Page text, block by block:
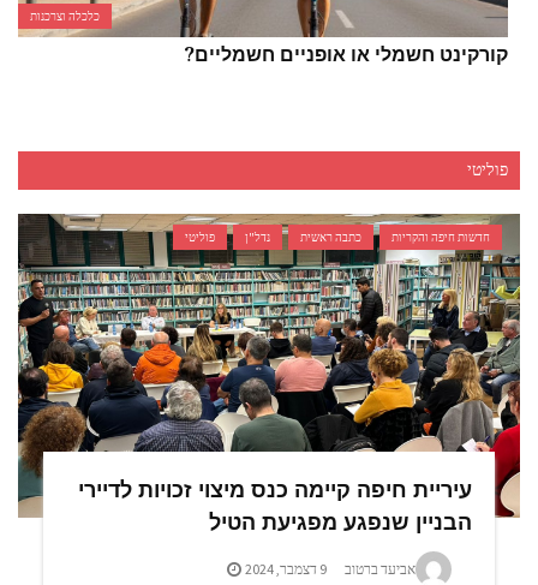
כלכלה וצרכנות
קורקינט חשמלי או אופניים חשמליים?
פוליטי
חדשות חיפה והקריות כתבה ראשית נדל"ן פוליטי
עיריית חיפה קיימה כנס מיצוי זכויות לדיירי
הבניין שנפגע מפגיעת הטיל
אביעד ברטוב 9 דצמבר, 2024